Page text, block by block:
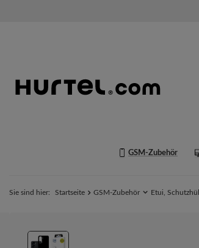
GSM-Zubehör
Sie sind hier: Startseite GSM-Zubehör Etui,